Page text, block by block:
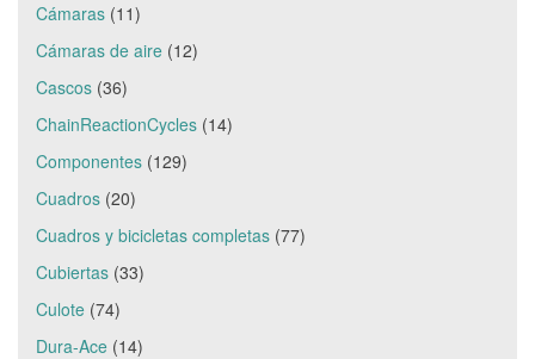
Cámaras (11)
Cámaras de aire (12)
Cascos (36)
ChainReactionCycles (14)
Componentes (129)
Cuadros (20)
Cuadros y bicicletas completas (77)
Cubiertas (33)
Culote (74)
Dura-Ace (14)